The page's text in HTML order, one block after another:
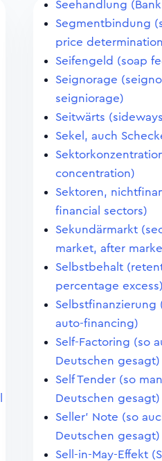
Seehandlung
Segmentbindung
price
Seifengeld (soap
Seignorage
seigniorage)
Seitwärts
Sekel, auch
concentration)
Sektoren,
financial sectors)
Sekundärmarkt
market, after
Selbstbehalt
percentage excess)
Selbstfinanzierung
auto-financing)
Self-Factoring (so
Deutschen gesagt)
Self Tender (so
Deutschen gesagt)
Seller' Note (so
Deutschen gesagt)
Sell-in-May-Effekt